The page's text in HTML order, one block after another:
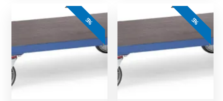
5%
prix
initial
était :
693,00 €.
prix
est :
658,00 €.
5%
prix
initial
était :
440,00 €.
prix
est :
418,00 €.